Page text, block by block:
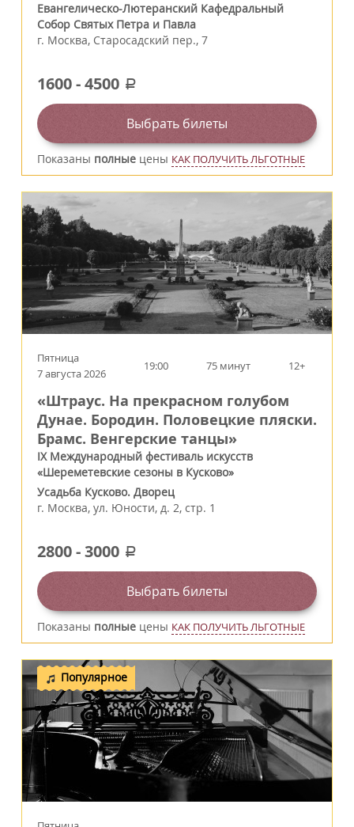
Евангелическо-Лютеранский Кафедральный
Собор Святых Петра и Павла
г. Москва, Старосадский пер., 7
1600-4500 a
Выбрать билеты
Показаны полные цены КАК ПОЛУЧИТЬ ЛЬГОТНЫЕ
Пятница
7 августа 2026
19:00 75 минут 12+
«Штраус. На прекрасном голубом
Дунае. Бородин. Половецкие пляски.
Брамс. Венгерские танцы»
IX Международный фестиваль искусств
«Шереметевские сезоны в Кусково»
Усадьба Кусково. Дворец
г. Москва, ул. Юности, д. 2, стр. 1
2800-3000 a
Выбрать билеты
Показаны полные цены КАК ПОЛУЧИТЬ ЛЬГОТНЫЕ
Популярное